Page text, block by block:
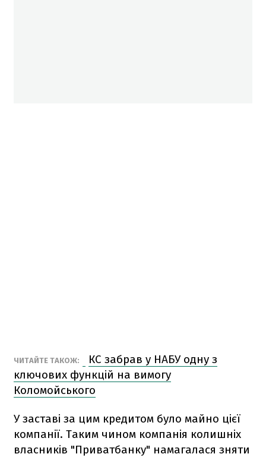
ЧИТАЙТЕ ТАКОЖ:
КС забрав у НАБУ одну з
ключових функцій на вимогу
Коломойського
У заставі за цим кредитом було майно цієї
компанії. Таким чином компанія колишніх
власників "Приватбанку" намагалася зняти